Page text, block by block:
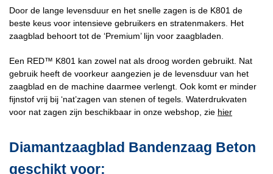
Door de lange levensduur en het snelle zagen is de K801 de
beste keus voor intensieve gebruikers en stratenmakers. Het
zaagblad behoort tot de ‘Premium’ lijn voor zaagbladen.
Een RED™ K801 kan zowel nat als droog worden gebruikt. Nat
gebruik heeft de voorkeur aangezien je de levensduur van het
zaagblad en de machine daarmee verlengt. Ook komt er minder
fijnstof vrij bij ‘nat’zagen van stenen of tegels. Waterdrukvaten
voor nat zagen zijn beschikbaar in onze webshop, zie hier
Diamantzaagblad Bandenzaag Beton
geschikt voor: